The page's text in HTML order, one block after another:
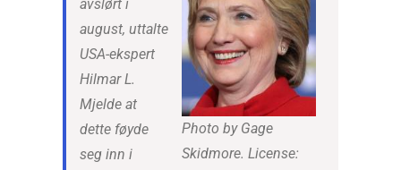
Photo by Gage
Skidmore. License:
avslørt i
august, uttalte
USA-ekspert
Hilmar L.
Mjelde at
dette føyde
seg inn i